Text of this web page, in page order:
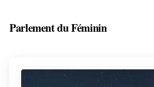
Parlement du Féminin
bien-